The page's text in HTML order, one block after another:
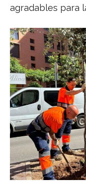
agradables para